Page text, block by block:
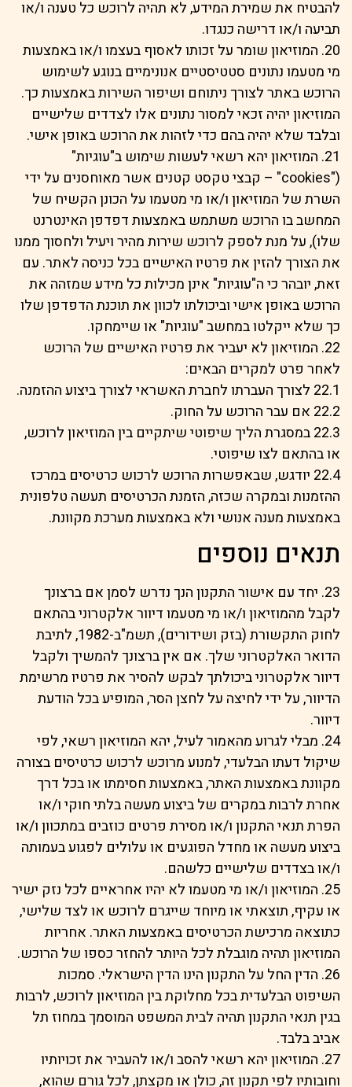
להבטיח את שמירת המידע, לא תהיה לרוכש כל טענה ו/או
תביעה ו/או דרישה כנגדו.
20. המוזיאון שומר על זכותו לאסוף בעצמו ו/או באמצעות
מי מטעמו נתונים סטטיסטיים אנונימיים בנוגע לשימוש
הרוכש באתר לצורך ניתוחם ושיפור השירות באמצעות כך.
המוזיאון יהיה זכאי למסור נתונים אלו לצדדים שלישיים
ובלבד שלא יהיה בהם כדי לזהות את הרוכש באופן אישי.
21. המוזיאון יהא רשאי לעשות שימוש ב"עוגיות"
("cookies" – קבצי טקסט קטנים אשר מאוחסנים על ידי
השרת של המוזיאון ו/או מי מטעמו על הכונן הקשיח של
המחשב בו הרוכש משתמש באמצעות דפדפן האינטרנט
שלו), על מנת לספק לרוכש שירות מהיר ויעיל ולחסוך ממנו
את הצורך להזין את פרטיו האישיים בכל כניסה לאתר. עם
זאת, יובהר כי ה"עוגיות" אינן מכילות כל מידע שמזהה את
הרוכש באופן אישי וביכולתו לכוון את תוכנת הדפדפן שלו
כך שלא ייקלטו במחשב "עוגיות" או שיימחקו.
22. המוזיאון לא יעביר את פרטיו האישיים של הרוכש
לאחר פרט למקרים הבאים:
22.1 לצורך העברתו לחברת האשראי לצורך ביצוע ההזמנה.
22.2 אם עבר הרוכש על החוק.
22.3 במסגרת הליך שיפוטי שיתקיים בין המוזיאון לרוכש,
או בהתאם לצו שיפוטי.
22.4 יודגש, שבאפשרות הרוכש לרכוש כרטיסים במרכז
ההזמנות ובמקרה שכזה, הזמנת הכרטיסים תעשה טלפונית
באמצעות מענה אנושי ולא באמצעות מערכת מקוונת.
תנאים נוספים
23. יחד עם אישור התקנון הנך נדרש לסמן אם ברצונך
לקבל מהמוזיאון ו/או מי מטעמו דיוור אלקטרוני בהתאם
לחוק התקשורת (בזק ושידורים), תשמ"ב-1982, לתיבת
הדואר האלקטרוני שלך. אם אין ברצונך להמשיך ולקבל
דיוור אלקטרוני ביכולתך לבקש להסיר את פרטיו מרשימת
הדיוור, על ידי לחיצה על לחצן הסר, המופיע בכל הודעת
דיוור.
24. מבלי לגרוע מהאמור לעיל, יהא המוזיאון רשאי, לפי
שיקול דעתו הבלעדי, למנוע מרוכש לרכוש כרטיסים בצורה
מקוונת באמצעות האתר, באמצעות חסימתו או בכל דרך
אחרת לרבות במקרים של ביצוע מעשה בלתי חוקי ו/או
הפרת תנאי התקנון ו/או מסירת פרטים כוזבים במתכוון ו/או
ביצוע מעשה או מחדל הפוגעים או עלולים לפגוע בעמותה
ו/או בצדדים שלישיים כלשהם.
25. המוזיאון ו/או מי מטעמו לא יהיו אחראיים לכל נזק ישיר
או עקיף, תוצאתי או מיוחד שייגרם לרוכש או לצד שלישי,
כתוצאה מרכישת הכרטיסים באמצעות האתר. אחריות
המוזיאון תהיה מוגבלת לכל היותר להחזר כספו של הרוכש.
26. הדין החל על התקנון הינו הדין הישראלי. סמכות
השיפוט הבלעדית בכל מחלוקת בין המוזיאון לרוכש, לרבות
בגין תנאי התקנון תהיה לבית המשפט המוסמך במחוז תל
אביב בלבד.
27. המוזיאון יהא רשאי להסב ו/או להעביר את זכויותיו
וחובותיו לפי תקנון זה, כולן או מקצתן, לכל גורם שהוא,